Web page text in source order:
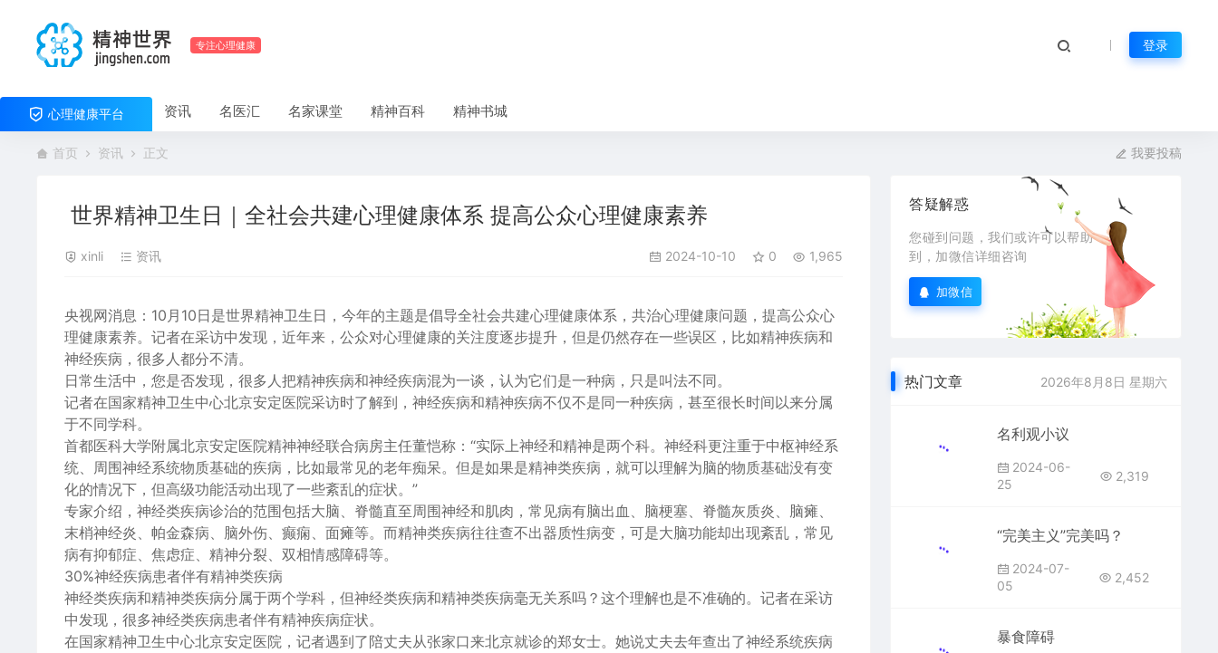
专注心理健康 登录
心理健康平台 资讯 名医汇 名家课堂 精神百科 精神书城
首页 资讯 正文 我要投稿
世界精神卫生日｜全社会共建心理健康体系 提高公众心理健康素养
xinli 资讯 2024-10-10 0 1,965
央视网消息： 10月10日是世界精神卫生日，今年的主题是倡导全社会共建心理健康体系，共治心理健康问题，提高公众心
理健康素养。记者在采访中发现，近年来，公众对心理健康的关注度逐步提升，但是仍然存在一些误区，比如精神疾病和
神经疾病，很多人都分不清。
日常生活中，您是否发现，很多人把精神疾病和神经疾病混为一谈，认为它们是一种病，只是叫法不同。
记者在国家精神卫生中心北京安定医院采访时了解到，神经疾病和精神疾病不仅不是同一种疾病，甚至很长时间以来分属
于不同学科。
首都医科大学附属北京安定医院精神神经联合病房主任董恺称：“实际上神经和精神是两个科。神经科更注重于中枢神经系
统、周围神经系统物质基础的疾病，比如最常见的老年痴呆。但是如果是精神类疾病，就可以理解为脑的物质基础没有变
化的情况下，但高级功能活动出现了一些紊乱的症状。”
专家介绍，神经类疾病诊治的范围包括大脑、脊髓直至周围神经和肌肉，常见病有脑出血、脑梗塞、脊髓灰质炎、脑瘫、
末梢神经炎、帕金森病、脑外伤、癫痫、面瘫等。而精神类疾病往往查不出器质性病变，可是大脑功能却出现紊乱，常见
病有抑郁症、焦虑症、精神分裂、双相情感障碍等。
30%神经疾病患者伴有精神类疾病
神经类疾病和精神类疾病分属于两个学科，但神经类疾病和精神类疾病毫无关系吗？这个理解也是不准确的。记者在采访
中发现，很多神经类疾病患者伴有精神疾病症状。
在国家精神卫生中心北京安定医院，记者遇到了陪丈夫从张家口来北京就诊的郑女士。她说丈夫去年查出了神经系统疾病
答疑解惑
您碰到问题，我们或许可以帮助
到，加微信详细咨询
加微信
热门文章 2026年8月8日 星期六
名利观小议
2024-06-
25
2,319
“完美主义”完美吗？
2024-07-
05
2,452
暴食障碍